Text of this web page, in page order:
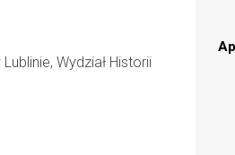
Wydział Historii